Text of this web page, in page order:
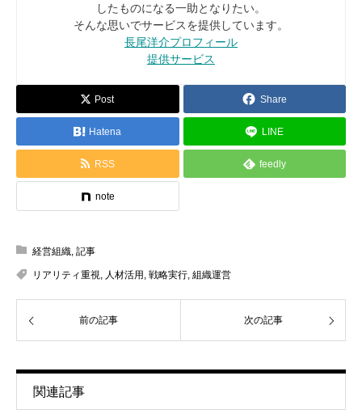
したものになる一助となりたい。
そんな思いでサービスを提供しています。
長尾洋介プロフィール
提供サービス
Post Share
Hatena LINE
RSS feedly
note
経営組織, 記事
リアリティ重視, 人材活用, 戦略実行, 組織運営
前の記事 次の記事
関連記事